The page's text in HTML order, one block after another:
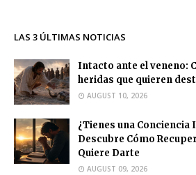
LAS 3 ÚLTIMAS NOTICIAS
Intacto ante el veneno:
heridas que quieren
AUGUST 10, 2026
¿Tienes una Conciencia
Descubre Cómo
Quiere Darte
AUGUST 09, 2026